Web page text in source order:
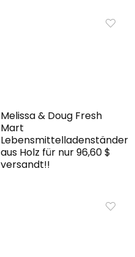
Melissa & Doug Fresh
Mart
Lebensmittelladenständer
aus Holz für nur 96,60 $
versandt!!